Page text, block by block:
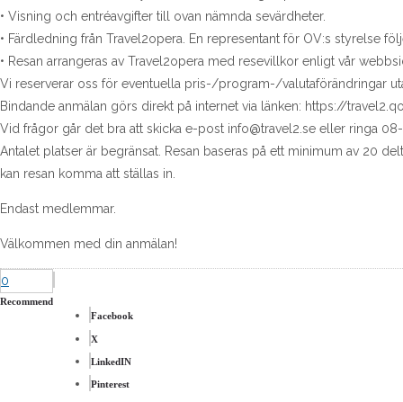
• Visning och entréavgifter till ovan nämnda sevärdheter.
• Färdledning från Travel2opera. En representant för OV:s styrelse
• Resan arrangeras av Travel2opera med resevillkor enligt vår
Vi reserverar oss för eventuella pris-/program-/valutaförändringar
Bindande anmälan görs direkt på internet via länken: https://
Vid frågor går det bra att skicka e-post info@travel2.se eller ringa
Antalet platser är begränsat. Resan baseras på ett minimum av 20
kan resan komma att ställas in.
Endast medlemmar.
Välkommen med din anmälan!
0
Recommend
Facebook
X
LinkedIN
Pinterest